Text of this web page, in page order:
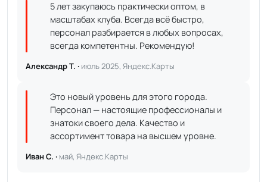
5 лет закупаюсь практически оптом, в
масштабах клуба. Всегда всё быстро,
персонал разбирается в любых вопросах,
всегда компетентны. Рекомендую!
Александр Т. · июль 2025, Яндекс.Карты
Это новый уровень для этого города.
Персонал — настоящие профессионалы и
знатоки своего дела. Качество и
ассортимент товара на высшем уровне.
Иван С. · май, Яндекс.Карты